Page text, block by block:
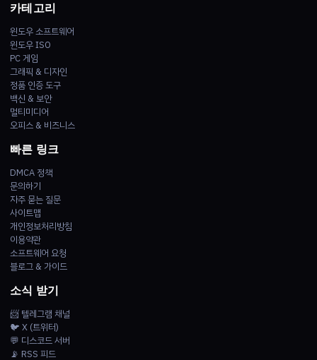
카테고리
윈도우 소프트웨어
윈도우 ISO
PC 게임
그래픽 & 디자인
정품 인증 도구
백신 & 보안
멀티미디어
오피스 & 비즈니스
빠른 링크
DMCA 정책
문의하기
자주 묻는 질문
사이트맵
개인정보처리방침
이용약관
소프트웨어 요청
블로그 & 가이드
소식 받기
📨 텔레그램 채널
🐦 X (트위터)
💬 디스코드 서버
📡 RSS 피드